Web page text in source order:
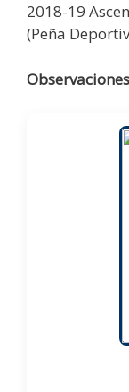
2018-19
(Peña